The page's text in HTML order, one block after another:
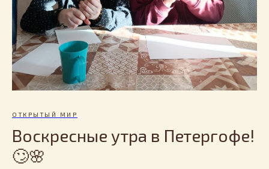
ОТКРЫТЫЙ МИР
Воскресные утра в Петергофе!
🙄🌸